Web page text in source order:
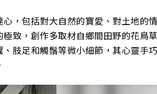
，包括對大自然的寶愛、對土地的
致，創作多取材自鄉間田野的花鳥
肢足和觸鬚等微小細節，其心靈手